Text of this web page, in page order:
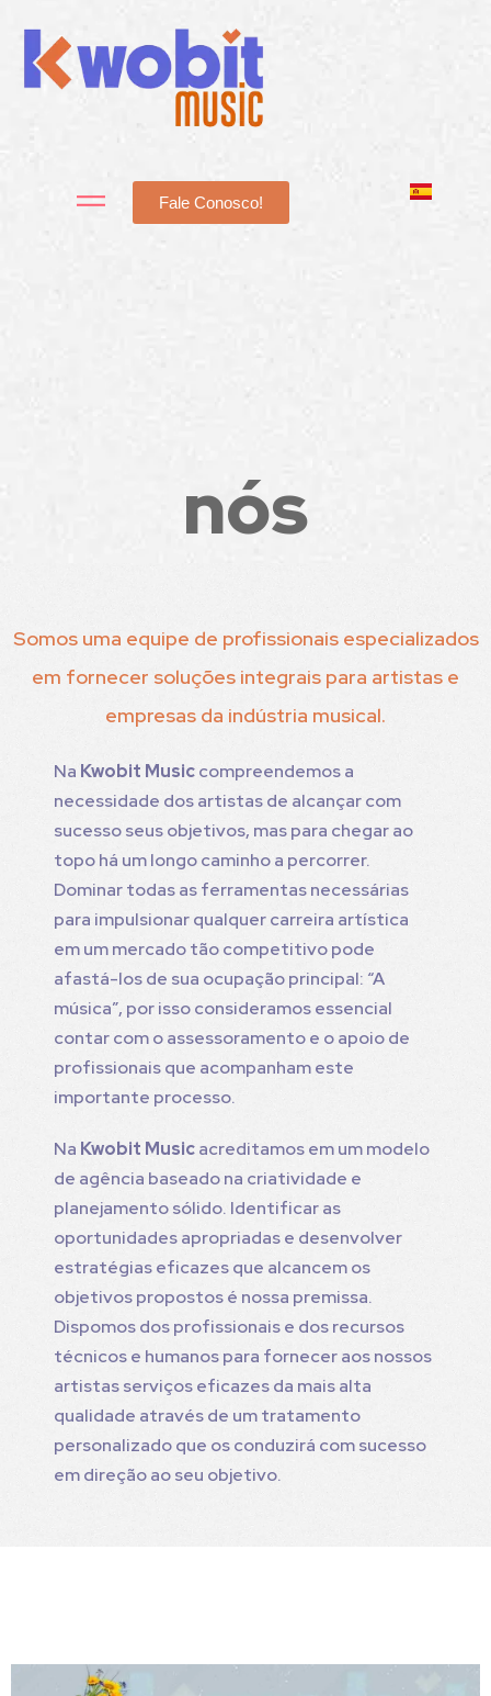
Fale Conosco!
nós
Somos uma equipe de profissionais especializados
em fornecer soluções integrais para artistas e
empresas da indústria musical.
Na Kwobit Musiccompreendemos a
necessidade dos artistas de alcançar com
sucesso seus objetivos, mas para chegar ao
topo há um longo caminho a percorrer.
Dominar todas as ferramentas necessárias
para impulsionar qualquer carreira artística
em um mercado tão competitivo pode
afastá-los de sua ocupação principal: “A
música”, por isso consideramos essencial
contar com o assessoramento e o apoio de
profissionais que acompanham este
importante processo.
Na Kwobit Musicacreditamos em um modelo
de agência baseado na criatividade e
planejamento sólido. Identificar as
oportunidades apropriadas e desenvolver
estratégias eficazes que alcancem os
objetivos propostos é nossa premissa.
Dispomos dos profissionais e dos recursos
técnicos e humanos para fornecer aos nossos
artistas serviços eficazes da mais alta
qualidade através de um tratamento
personalizado que os conduzirá com sucesso
em direção ao seu objetivo.